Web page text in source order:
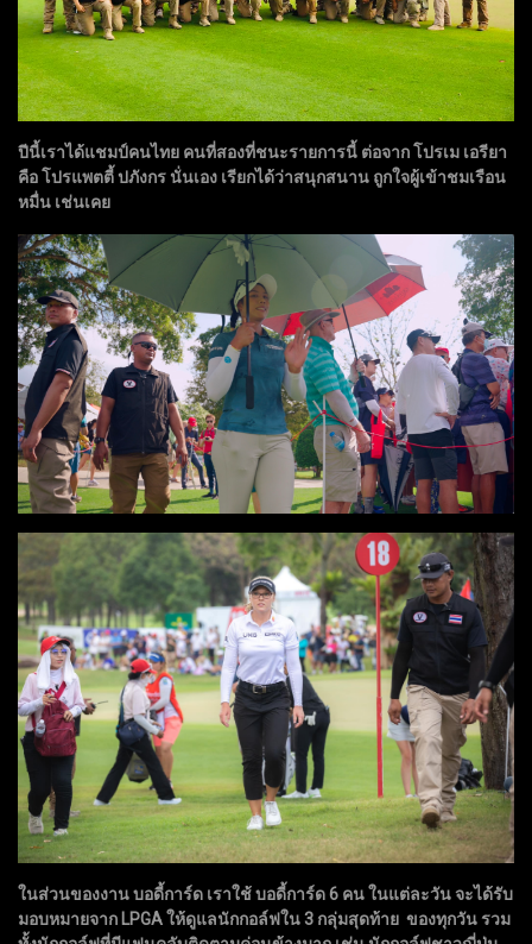
ปีนี้เราได้แชมป์คนไทย คนที่สองที่ชนะรายการนี้ ต่อจาก โปรเม เอรียา
คือ โปรแพตตี้ ปภังกร นั่นเอง เรียกได้ว่าสนุกสนาน ถูกใจผู้เข้าชมเรือน
หมื่น เช่นเคย
ในส่วนของงาน บอดี้การ์ด เราใช้ บอดี้การ์ด 6 คน ในแต่ละวัน จะได้รับ
มอบหมายจาก LPGA ให้ดูแลนักกอล์ฟใน 3 กลุ่มสุดท้าย ของทุกวัน รวม